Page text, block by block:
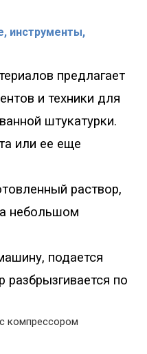
инструменты,
предлагает
и техники для
штукатурки.
или ее еще
раствор,
небольшом
подается
разбрызгивается по